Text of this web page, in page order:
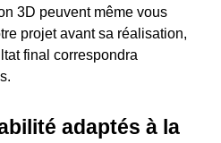
3D peuvent même vous
projet avant sa réalisation,
final correspondra
adaptés à la